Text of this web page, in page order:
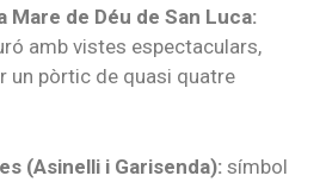
Mare de Déu de San Luca:
amb vistes espectaculars,
un pòrtic de quasi quatre
(Asinelli i Garisenda): símbol